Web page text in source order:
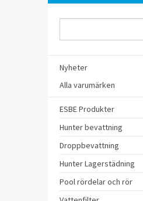
Nyheter
Alla varumärken
ESBE Produkter
Hunter bevattning
Droppbevattning
Hunter Lagerstädning
Pool rördelar och rör